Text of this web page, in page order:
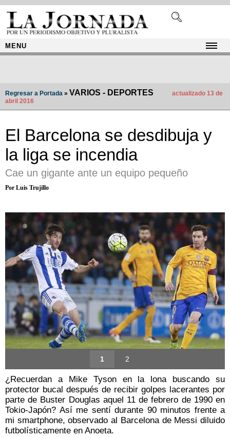
MENU
Regresar a Portada » VARIOS - DEPORTES
actualizado 13 de
abril 2016
El Barcelona se desdibuja y
la liga se incendia
Cae un gigante ante un equipo pequeño
Por Luis Trujillo
1 2
¿Recuerdan a Mike Tyson en la lona buscando su
protector bucal después de recibir golpes lacerantes por
parte de Buster Douglas aquel 11 de febrero de 1990 en
Tokio-Japón? Así me sentí durante 90 minutos frente a
mi smartphone, observado al Barcelona de Messi diluido
futbolísticamente en Anoeta.